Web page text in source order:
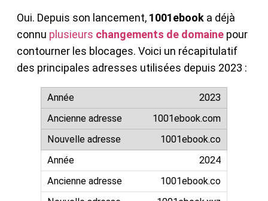
Oui. Depuis son lancement, 1001ebook a déjà
connu plusieurs changements de domaine pour
contourner les blocages. Voici un récapitulatif
des principales adresses utilisées depuis 2023 :
2023
1001ebook.com
1001ebook.co
2024
1001ebook.co